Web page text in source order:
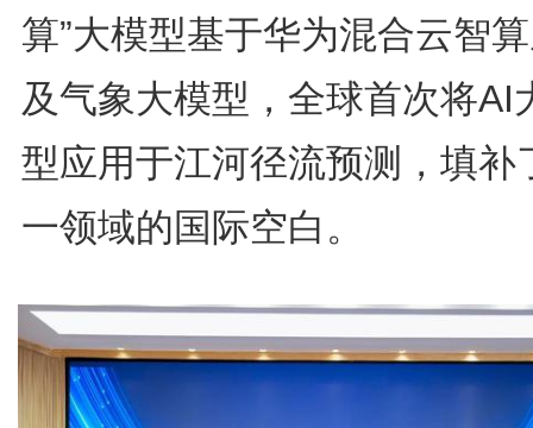
算”大模型基于华为混合云智
及气象大模型，全球首次将AI
型应用于江河径流预测，填补
一领域的国际空白。